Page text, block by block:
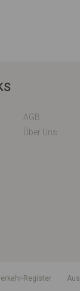
AGB
Über Uns
Register